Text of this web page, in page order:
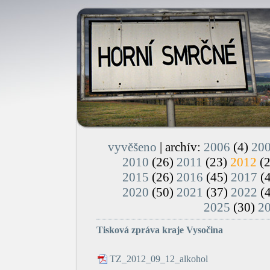
vyvěšeno | archív: 2006 (4)
2010 (26) 2011 (23) 2012
2015 (26) 2016 (45) 2017
2020 (50) 2021 (37) 2022
2025 (30)
Tisková zpráva kraje Vysočina
TZ_2012_09_12_alkohol